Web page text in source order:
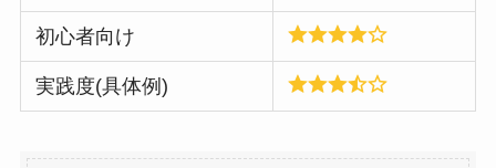
初心者向け
実践度(具体例)